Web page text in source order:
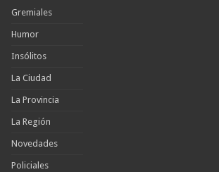
Gremiales
Humor
Insólitos
La Ciudad
La Provincia
La Región
Novedades
Policiales